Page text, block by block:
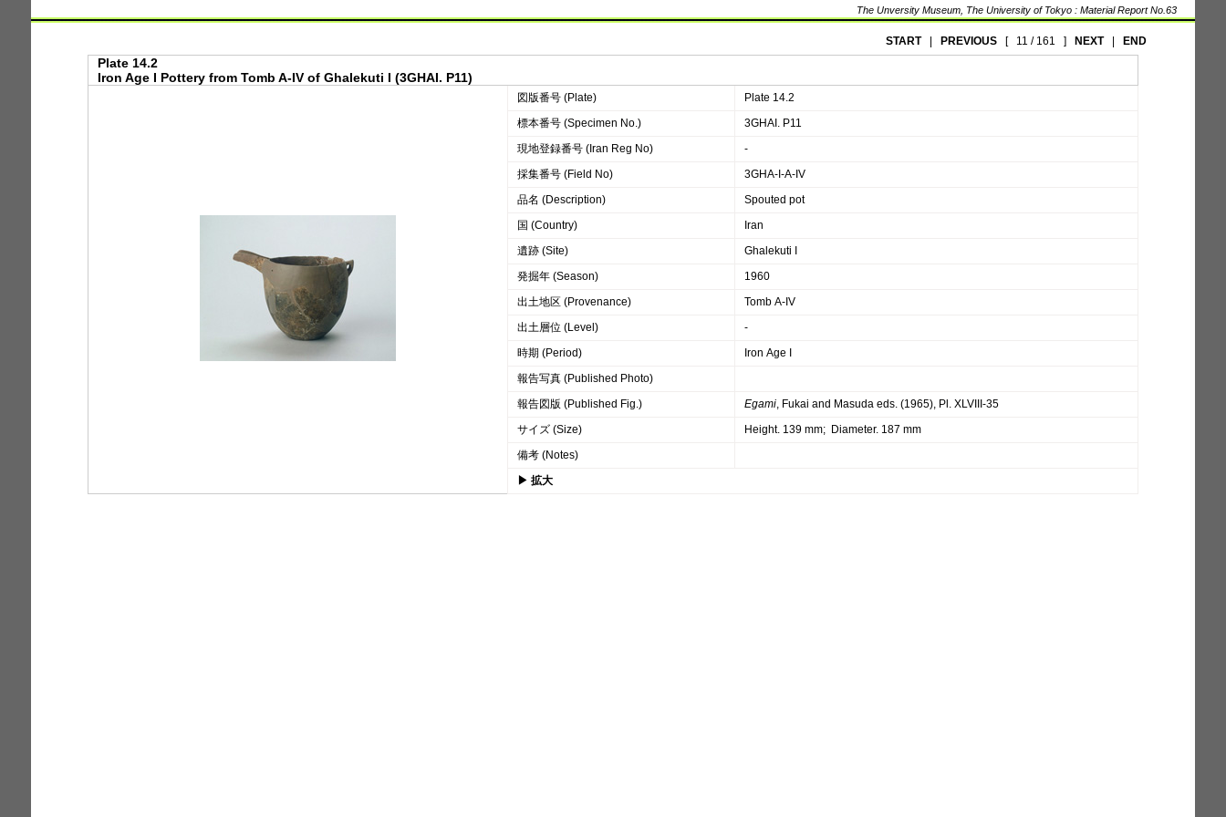
The Unversity Museum, The University of Tokyo : Material Report No.63
START| PREVIOUS[ 11 / 161 ] NEXT| END
Plate 14.2
Iron Age I Pottery from Tomb A-IV of Ghalekuti I (3GHAI. P11)
図版番号 (Plate)
Plate 14.2
標本番号 (Specimen No.)
3GHAI. P11
現地登録番号 (Iran Reg No)
‐
採集番号 (Field No)
3GHA-I-A-IV
品名 (Description)
Spouted pot
国 (Country)
Iran
遺跡 (Site)
Ghalekuti I
発掘年 (Season)
1960
出土地区 (Provenance)
Tomb A-IV
出土層位 (Level)
-
時期 (Period)
Iron Age I
報告写真 (Published Photo)
報告図版 (Published Fig.)
Egami, Fukai and Masuda eds. (1965), Pl. XLVIII-35
サイズ (Size)
Height. 139 mm; Diameter. 187 mm
備考 (Notes)
▶ 拡大